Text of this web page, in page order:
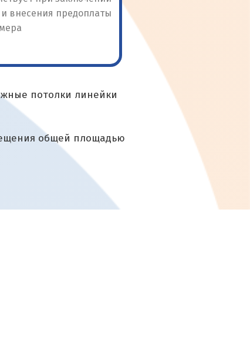
и внесения предоплаты
потолки линейки
общей площадью